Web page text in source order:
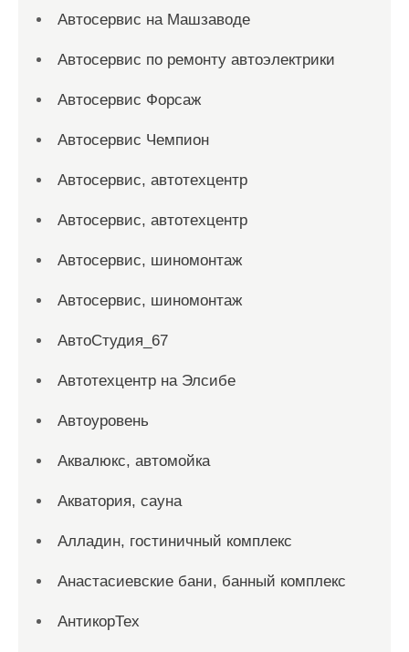
Автосервис на Машзаводе
Автосервис по ремонту автоэлектрики
Автосервис Форсаж
Автосервис Чемпион
Автосервис, автотехцентр
Автосервис, автотехцентр
Автосервис, шиномонтаж
Автосервис, шиномонтаж
АвтоСтудия_67
Автотехцентр на Элсибе
Автоуровень
Аквалюкс, автомойка
Акватория, сауна
Алладин, гостиничный комплекс
Анастасиевские бани, банный комплекс
АнтикорТех